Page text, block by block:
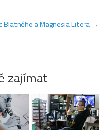
Blatného a Magnesia Litera →
zajímat